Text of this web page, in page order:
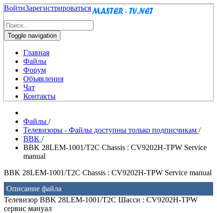
ВойтиЗарегистрироваться
Toggle navigation
Главная
Файлы
Форум
Объявления
Чат
Контакты
Файлы /
Телевизоры - Файлы доступны только подписчикам /
BBK /
BBK 28LEM-1001/T2C Chassis : CV9202H-TPW Service
manual
BBK 28LEM-1001/T2C Chassis : CV9202H-TPW Service manual
Описание файла
Телевизор BBK 28LEM-1001/T2C Шасси : CV9202H-TPW
сервис мануал